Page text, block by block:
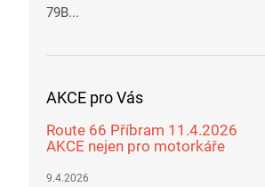
79B...
AKCE pro Vás
Route 66 Příbram 11.4.2026
AKCE nejen pro motorkáře
9.4.2026